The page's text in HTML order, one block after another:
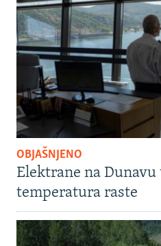
OBJAŠNJENO
Elektrane na Dunavu
temperatura raste